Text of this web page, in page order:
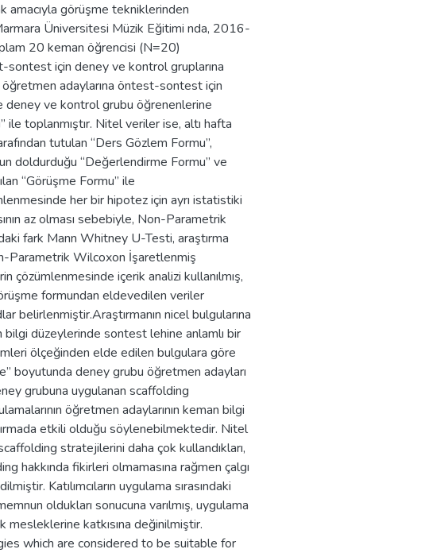
amacıyla görüşme tekniklerinden
Üniversitesi Müzik Eğitimi nda, 2016-
20 keman öğrencisi (N=20)
sontest için deney ve kontrol gruplarına
adaylarına öntest-sontest için
deney ve kontrol grubu öğrenenlerine
ile toplanmıştır. Nitel veriler ise, altı hafta
tutulan “Ders Gözlem Formu”,
doldurduğu “Değerlendirme Formu” ve
“Görüşme Formu” ile
her bir hipotez için ayrı istatistiki
az olması sebebiyle, Non-Parametrik
fark Mann Whitney U-Testi, araştırma
Parametrik Wilcoxon İşaretlenmiş
içerik analizi kullanılmış,
formundan eldevedilen veriler
belirlenmiştir.Araştırmanın nicel bulgularına
bilgi düzeylerinde sontest lehine anlamlı bir
ölçeğinden elde edilen bulgulara göre
boyutunda deney grubu öğretmen adayları
grubuna uygulanan scaffolding
öğretmen adaylarının keman bilgi
etkili olduğu söylenebilmektedir. Nitel
stratejilerini daha çok kullandıkları,
hakkında fikirleri olmamasına rağmen çalgı
Katılımcıların uygulama sırasındaki
oldukları sonucuna varılmış, uygulama
mesleklerine katkısına değinilmiştir.
which are considered to be suitable for